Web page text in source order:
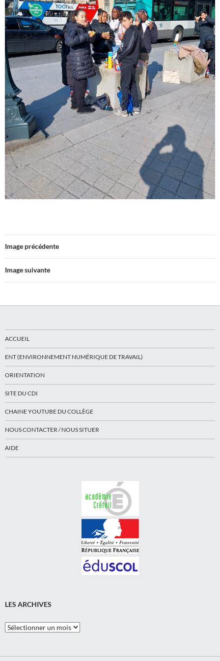
Image précédente
Image suivante
ACCUEIL
ENT (ENVIRONNEMENT NUMÉRIQUE DE TRAVAIL)
ORIENTATION
SITE DU CDI
CHAINE YOUTUBE DU COLLÈGE
NOUS CONTACTER / NOUS SITUER
AIDE
LES ARCHIVES
Les
Archives